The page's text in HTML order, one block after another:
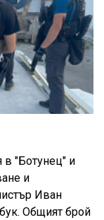
в "Ботунец" и
и
Иван
Общият брой